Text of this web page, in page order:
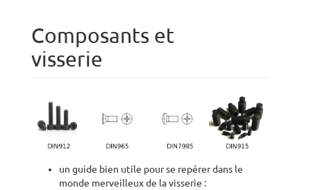
Composants et
visserie
un guide bien utile pour se repérer dans le
monde merveilleux de la visserie :